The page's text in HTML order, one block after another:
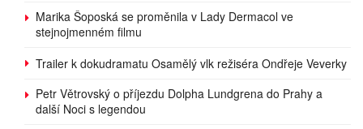
Marika Šoposká se proměnila v Lady Dermacol ve
stejnojmenném filmu
Trailer k dokudramatu Osamělý vlk režiséra Ondřeje Veverky
Petr Větrovský o příjezdu Dolpha Lundgrena do Prahy a
další Noci s legendou